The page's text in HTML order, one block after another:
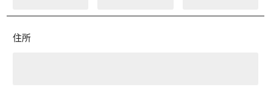
住所